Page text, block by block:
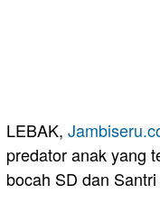
LEBAK,
predator anak yang
bocah SD dan